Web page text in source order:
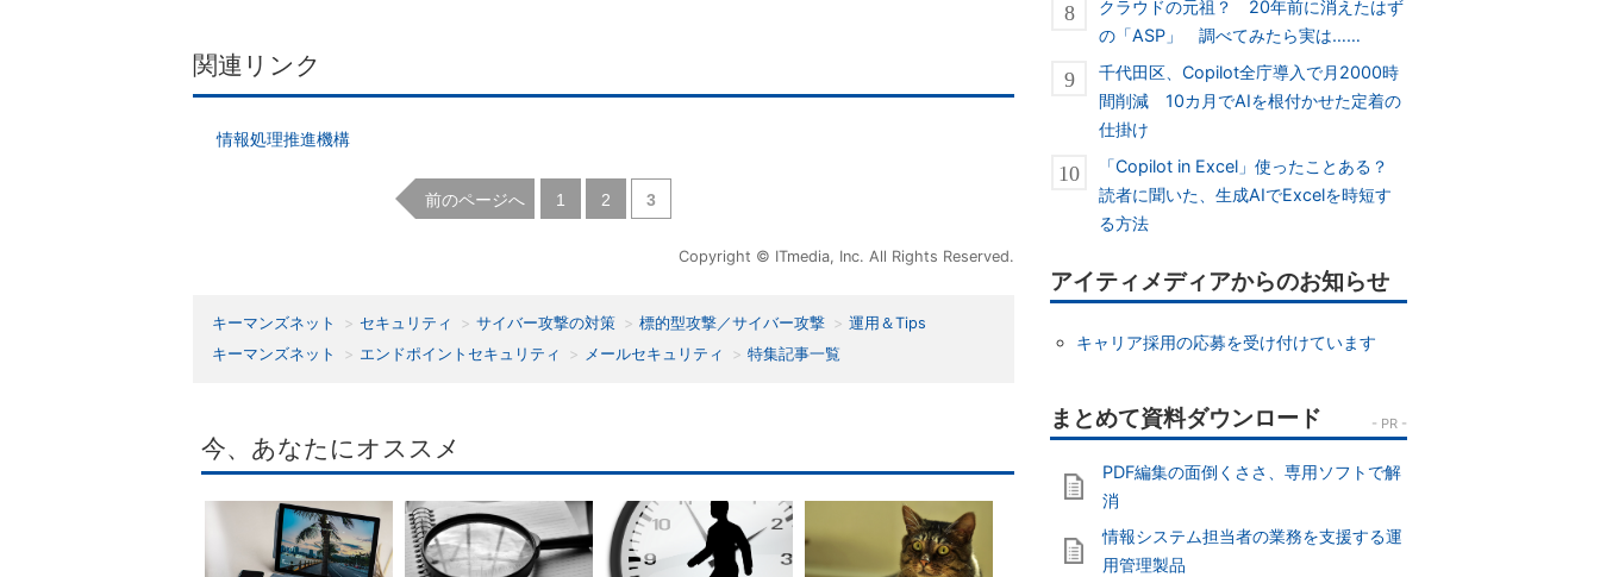
関連リンク
情報処理推進機構
前のページへ 1 2 3
Copyright © ITmedia, Inc. All Rights Reserved.
キーマンズネット セキュリティ サイバー攻撃の対策 標的型攻撃／サイバー攻撃
運用＆Tips
キーマンズネット
エンドポイントセキュリティ メールセキュリティ 特集記事一覧
クラウドの元祖？ 20年前に消えたはず
の「ASP」 調べてみたら実は……
千代田区、Copilot全庁導入で月2000時
間削減 10カ月でAIを根付かせた定着の
仕掛け
「Copilot in Excel」使ったことある？
読者に聞いた、生成AIでExcelを時短す
る方法
アイティメディアからのお知らせ
キャリア採用の応募を受け付けています
PDF編集の面倒くささ、専用ソフトで解
消
情報システム担当者の業務を支援する運
用管理製品